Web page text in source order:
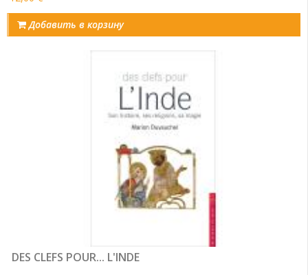
Добавить в корзину
DES CLEFS POUR... L'INDE